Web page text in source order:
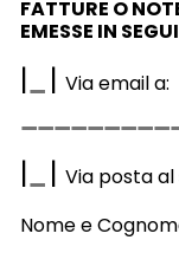
FATTURE O
EMESSE IN
| | Via email a:
| | Via posta al
Nome e